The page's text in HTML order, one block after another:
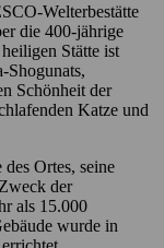
Welterbestätte
die 400-jährige
Stätte ist
Shogunats,
Schönheit der
Katze und
Ortes, seine
der
als 15.000
wurde in